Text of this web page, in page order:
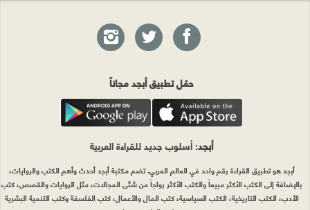
حمّل تطبيق أبجد مجاناً
أبجد: أسلوب جديد للقراءة العربية
أبجد هو تطبيق القراءة رقم واحد في العالم العربي. تضم مكتبة أبجد أحدث وأهم الكتب والروايات،
بالإضافة إلى الكتب الأكثر مبيعاً والكتب الأكثر رواجاً من شتّى المجالات، مثل الروايات والقصص، كتب
الأدب، الكتب التاريخية، الكتب السياسية، كتب المال والأعمال، كتب الفلسفة وكتب التنمية البشرية